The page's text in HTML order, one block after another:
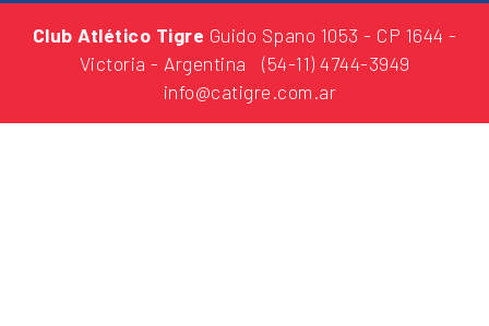
Club Atlético Tigre Guido Spano 1053 - CP 1644 -
Victoria - Argentina
(54-11) 4744-3949
info@catigre.com.ar